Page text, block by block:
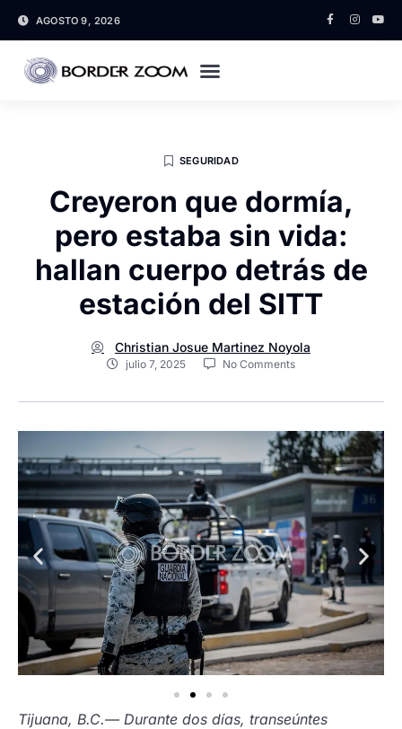
AGOSTO 9, 2026
SEGURIDAD
Creyeron que dormía,
pero estaba sin vida:
hallan cuerpo detrás de
estación del SITT
Christian Josue Martinez Noyola
julio 7, 2025 No Comments
Tijuana, B.C.— Durante dos días, transeúntes